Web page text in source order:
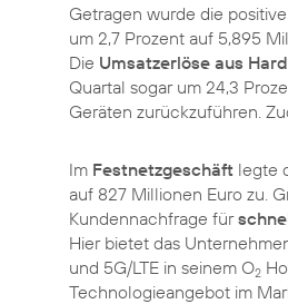
Getragen wurde die
um 2,7 Prozent auf 5,895
Die Umsatzerlöse aus
Quartal sogar um 24,3
Geräten zurückzuführen.
Im Festnetzgeschäft legte
auf 827 Millionen Euro zu.
Kundennachfrage für
Hier bietet das
und 5G/LTE in seinem O2
Technologieangebot im